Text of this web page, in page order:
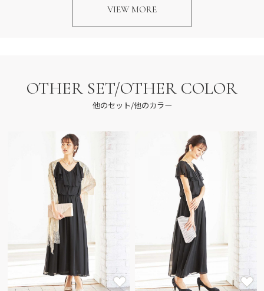
VIEW MORE
OTHER SET/OTHER COLOR
他のセット/他のカラー